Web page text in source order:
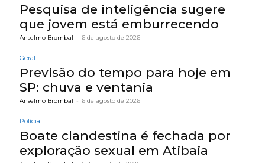
Pesquisa de inteligência sugere
que jovem está emburrecendo
Anselmo Brombal - 6 de agosto de 2026
Geral
Previsão do tempo para hoje em
SP: chuva e ventania
Anselmo Brombal - 6 de agosto de 2026
Polícia
Boate clandestina é fechada por
exploração sexual em Atibaia